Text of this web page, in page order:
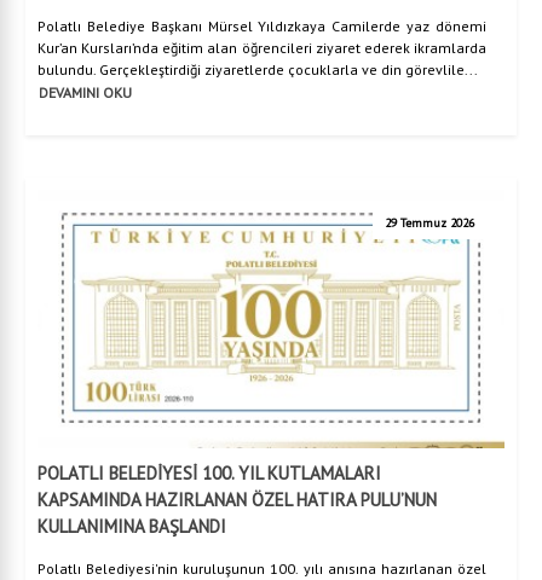
Polatlı Belediye Başkanı Mürsel Yıldızkaya Camilerde yaz dönemi
Kur’an Kursları’nda eğitim alan öğrencileri ziyaret ederek ikramlarda
bulundu. Gerçekleştirdiği ziyaretlerde çocuklarla ve din görevlile...
DEVAMINI OKU
29 Temmuz 2026
POLATLI BELEDİYESİ 100. YIL KUTLAMALARI
KAPSAMINDA HAZIRLANAN ÖZEL HATIRA PULU’NUN
KULLANIMINA BAŞLANDI
Polatlı Belediyesi'nin kuruluşunun 100. yılı anısına hazırlanan özel